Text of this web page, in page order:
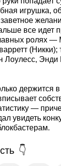
игрушка,
все идет
ролях —
(Никки);
Лоулесс, Энди
держится
—
увидеть